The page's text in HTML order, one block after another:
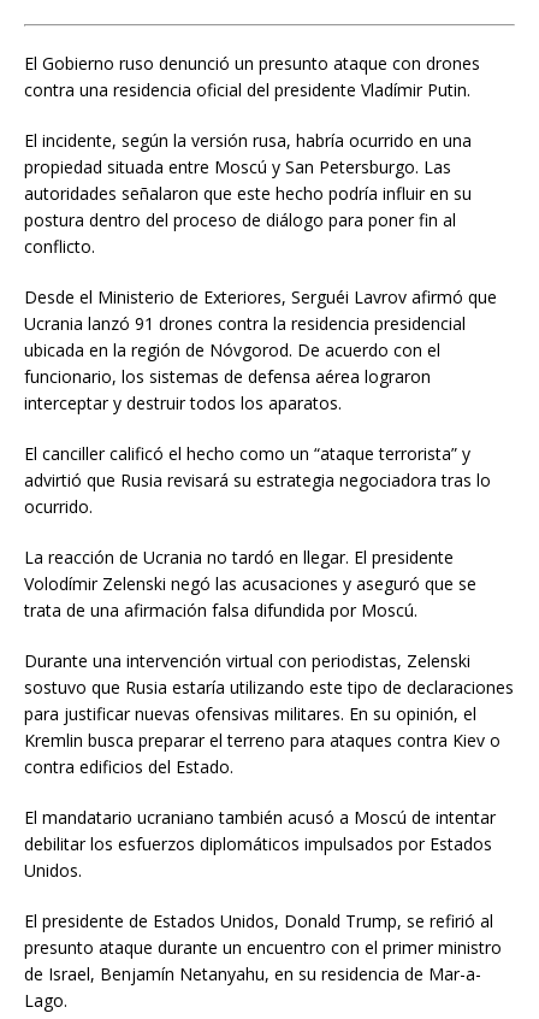
El Gobierno ruso denunció un presunto ataque con drones
contra una residencia oficial del presidente Vladímir Putin.
El incidente, según la versión rusa, habría ocurrido en una
propiedad situada entre Moscú y San Petersburgo. Las
autoridades señalaron que este hecho podría influir en su
postura dentro del proceso de diálogo para poner fin al
conflicto.
Desde el Ministerio de Exteriores, Serguéi Lavrov afirmó que
Ucrania lanzó 91 drones contra la residencia presidencial
ubicada en la región de Nóvgorod. De acuerdo con el
funcionario, los sistemas de defensa aérea lograron
interceptar y destruir todos los aparatos.
El canciller calificó el hecho como un “ataque terrorista” y
advirtió que Rusia revisará su estrategia negociadora tras lo
ocurrido.
La reacción de Ucrania no tardó en llegar. El presidente
Volodímir Zelenski negó las acusaciones y aseguró que se
trata de una afirmación falsa difundida por Moscú.
Durante una intervención virtual con periodistas, Zelenski
sostuvo que Rusia estaría utilizando este tipo de declaraciones
para justificar nuevas ofensivas militares. En su opinión, el
Kremlin busca preparar el terreno para ataques contra Kiev o
contra edificios del Estado.
El mandatario ucraniano también acusó a Moscú de intentar
debilitar los esfuerzos diplomáticos impulsados por Estados
Unidos.
El presidente de Estados Unidos, Donald Trump, se refirió al
presunto ataque durante un encuentro con el primer ministro
de Israel, Benjamín Netanyahu, en su residencia de Mar-a-
Lago.